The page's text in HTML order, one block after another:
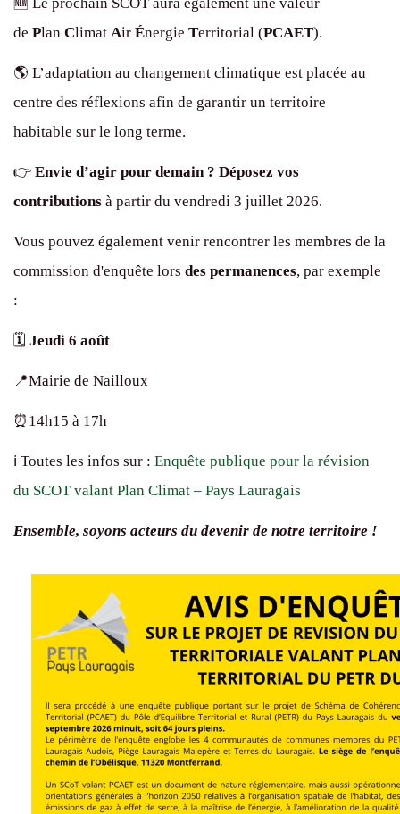
de Plan Climat Air Énergie Territorial (PCAET).
🌎️ L’adaptation au changement climatique est placée au
centre des réflexions afin de garantir un territoire
habitable sur le long terme.
👉️ Envie d’agir pour demain ? Déposez vos
contributions à partir du vendredi 3 juillet 2026.
Vous pouvez également venir rencontrer les membres de la
commission d'enquête lors des permanences, par exemple
:
🗓️ Jeudi 6 août
📍Mairie de Nailloux
⏰️14h15 à 17h
ℹ️ Toutes les infos sur : Enquête publique pour la révision
du SCOT valant Plan Climat – Pays Lauragais
Ensemble, soyons acteurs du devenir de notre territoire !